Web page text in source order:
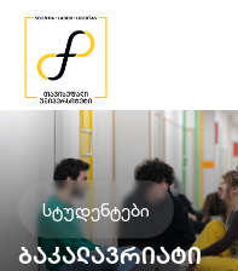
სტუდენტები
Ბაკალავრიატი